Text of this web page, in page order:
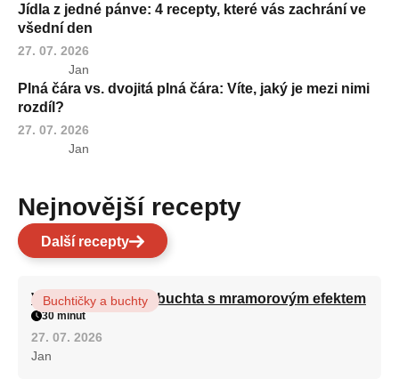
Jídla z jedné pánve: 4 recepty, které vás zachrání ve
všední den
27. 07. 2026
Jan
Plná čára vs. dvojitá plná čára: Víte, jaký je mezi nimi
rozdíl?
27. 07. 2026
Jan
Nejnovější recepty
Další recepty
Vláčná olejová litá buchta s mramorovým efektem
Buchtičky a buchty
30 minut
27. 07. 2026
Jan